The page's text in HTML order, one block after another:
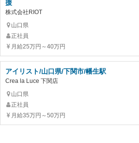
援
株式会社RIOT
山口県
正社員
月給25万円～40万円
アイリスト/山口県/下関市/幡生駅
Crea la Luce 下関店
山口県
正社員
月給35万円～50万円